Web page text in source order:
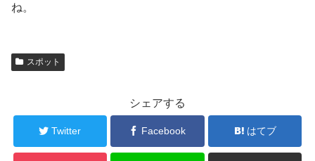
ね。
スポット
シェアする
Twitter Facebook はてブ